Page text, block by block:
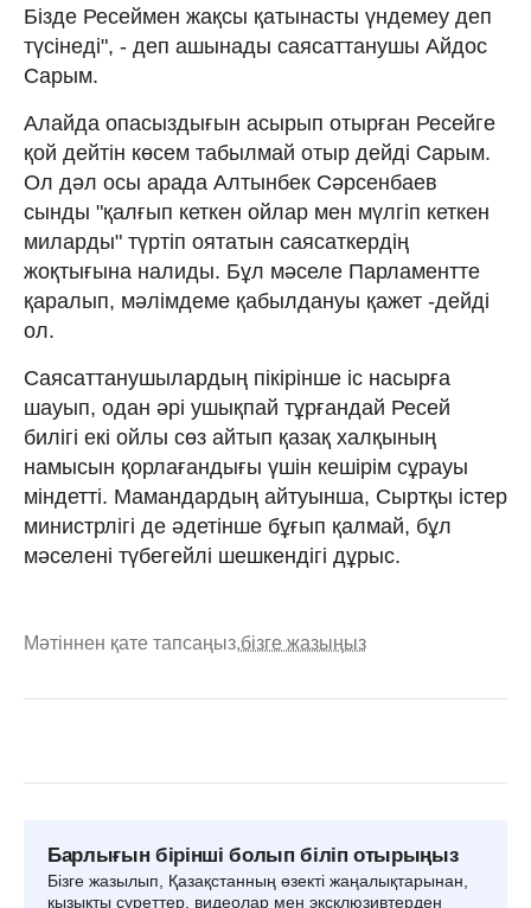
Бізде Ресеймен жақсы қатынасты үндемеу деп
түсінеді", - деп ашынады саясаттанушы Айдос
Сарым.
Алайда опасыздығын асырып отырған Ресейге
қой дейтін көсем табылмай отыр дейді Сарым.
Ол дәл осы арада Алтынбек Сәрсенбаев
сынды "қалғып кеткен ойлар мен мүлгіп кеткен
миларды" түртіп оятатын саясаткердің
жоқтығына налиды. Бұл мәселе Парламентте
қаралып, мәлімдеме қабылдануы қажет -дейді
ол.
Саясаттанушылардың пікірінше іс насырға
шауып, одан әрі ушықпай тұрғандай Ресей
билігі екі ойлы сөз айтып қазақ халқының
намысын қорлағандығы үшін кешірім сұрауы
міндетті. Мамандардың айтуынша, Сыртқы істер
министрлігі де әдетінше бұғып қалмай, бұл
мәселені түбегейлі шешкендігі дұрыс.
Мәтіннен қате тапсаңыз,бізге жазыңыз
Барлығын бірінші болып біліп отырыңыз
Бізге жазылып, Қазақстанның өзекті жаңалықтарынан,
қызықты суреттер, видеолар мен эксклюзивтерден